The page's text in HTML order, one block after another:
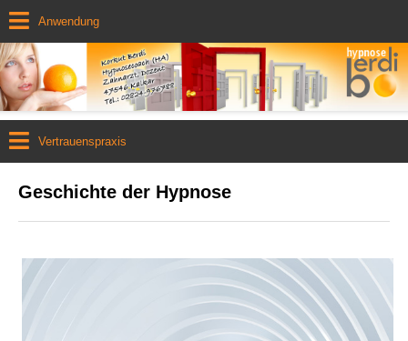
Anwendung
Vertrauenspraxis
Geschichte der Hypnose